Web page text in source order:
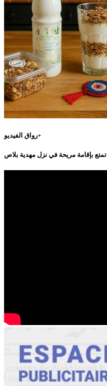
رواق الفيديو+
تمتع بإقامة مريحة في نزل مهدية بلاص